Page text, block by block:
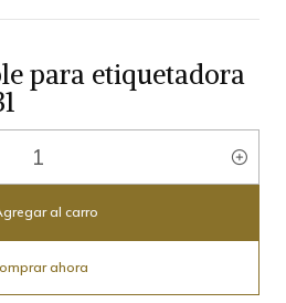
para etiquetadora
al carro
ahora